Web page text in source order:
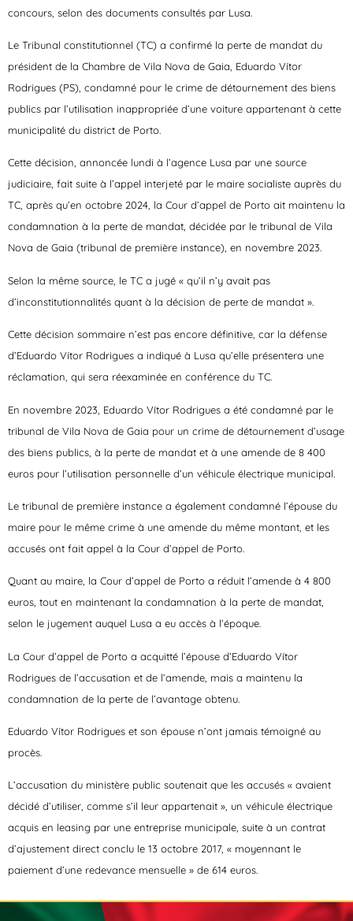
concours, selon des documents consultés par Lusa.
Le Tribunal constitutionnel (TC) a confirmé la perte de mandat du
président de la Chambre de Vila Nova de Gaia, Eduardo Vítor
Rodrigues (PS), condamné pour le crime de détournement des biens
publics par l’utilisation inappropriée d’une voiture appartenant à cette
municipalité du district de Porto.
Cette décision, annoncée lundi à l’agence Lusa par une source
judiciaire, fait suite à l’appel interjeté par le maire socialiste auprès du
TC, après qu’en octobre 2024, la Cour d’appel de Porto ait maintenu la
condamnation à la perte de mandat, décidée par le tribunal de Vila
Nova de Gaia (tribunal de première instance), en novembre 2023.
Selon la même source, le TC a jugé « qu’il n’y avait pas
d’inconstitutionnalités quant à la décision de perte de mandat ».
Cette décision sommaire n’est pas encore définitive, car la défense
d’Eduardo Vítor Rodrigues a indiqué à Lusa qu’elle présentera une
réclamation, qui sera réexaminée en conférence du TC.
En novembre 2023, Eduardo Vítor Rodrigues a été condamné par le
tribunal de Vila Nova de Gaia pour un crime de détournement d’usage
des biens publics, à la perte de mandat et à une amende de 8 400
euros pour l’utilisation personnelle d’un véhicule électrique municipal.
Le tribunal de première instance a également condamné l’épouse du
maire pour le même crime à une amende du même montant, et les
accusés ont fait appel à la Cour d’appel de Porto.
Quant au maire, la Cour d’appel de Porto a réduit l’amende à 4 800
euros, tout en maintenant la condamnation à la perte de mandat,
selon le jugement auquel Lusa a eu accès à l’époque.
La Cour d’appel de Porto a acquitté l’épouse d’Eduardo Vítor
Rodrigues de l’accusation et de l’amende, mais a maintenu la
condamnation de la perte de l’avantage obtenu.
Eduardo Vítor Rodrigues et son épouse n’ont jamais témoigné au
procès.
L’accusation du ministère public soutenait que les accusés « avaient
décidé d’utiliser, comme s’il leur appartenait », un véhicule électrique
acquis en leasing par une entreprise municipale, suite à un contrat
d’ajustement direct conclu le 13 octobre 2017, « moyennant le
paiement d’une redevance mensuelle » de 614 euros.